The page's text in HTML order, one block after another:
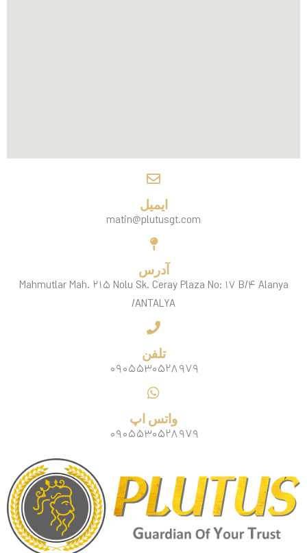
ایمیل
matin@plutusgt.com
آدرس
Mahmutlar Mah. ۲۱۵ Nolu Sk. Ceray Plaza No: ۱۷ B/۴ Alanya
/ANTALYA
تلفن
۰۹۰۵۵۳۰۵۲۸۹۷۹
واتس اپ
۰۹۰۵۵۳۰۵۲۸۹۷۹